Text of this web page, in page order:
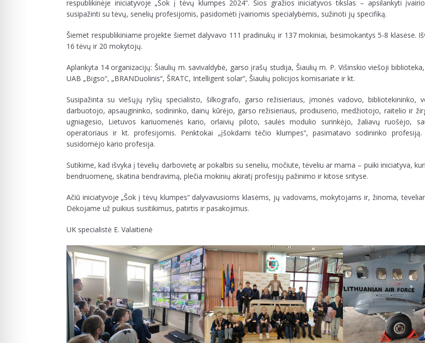
respublikinėje iniciatyvoje „Šok į tėvų klumpes 2024“. Šios gražios iniciatyvos tikslas – apsilankyti
susipažinti su tėvų, senelių profesijomis, pasidomėti įvairiomis specialybėmis, sužinoti jų specifiką.
Šiemet respublikiniame projekte šiemet dalyvavo 111 pradinukų ir 137 mokiniai, besimokantys 5-8 klasėse.
16 tėvų ir 20 mokytojų.
Aplankyta 14 organizacijų: Šiaulių m. savivaldybė, garso įrašų studija, Šiaulių m. P. Višinskio viešoji biblioteka,
UAB „Bigso“, „BRANDuolinis“, ŠRATC, Intelligent solar“, Šiaulių policijos komisariate ir kt.
Susipažinta su viešųjų ryšių specialisto, šilkografo, garso režisieriaus, įmonės vadovo, bibliotekininko,
darbuotojo, apsaugininko, sodininko, dainų kūrėjo, garso režisieriaus, prodiuserio, medžiotojo, raitelio ir
ugniagesio, Lietuvos kariuomenės kario, orlaivių piloto, saulės modulio surinkėjo, žaliavų ruošėjo,
operatoriaus ir kt. profesijomis. Penktokai „įšokdami tėčio klumpes“, pasimatavo sodininko
susidomėjo kario profesija.
Sutikime, kad išvyka į tėvelių darbovietę ar pokalbis su seneliu, močiute, tėveliu ar mama – puiki iniciatyva,
bendruomenę, skatina bendravimą, plečia mokinių akiratį profesijų pažinimo ir kitose srityse.
Ačiū iniciatyvoje „Šok į tėvų klumpes“ dalyvavusioms klasėms, jų vadovams, mokytojams ir, žinoma,
Dėkojame už puikius susitikimus, patirtis ir pasakojimus.
UK specialistė E. Valaitienė